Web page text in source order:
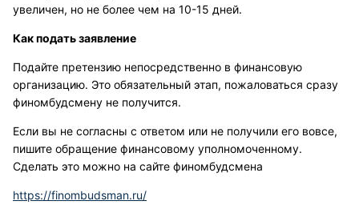
увеличен, но не более чем на 10-15 дней.
Как подать заявление
Подайте претензию непосредственно в финансовую
организацию. Это обязательный этап, пожаловаться сразу
финомбудсмену не получится.
Если вы не согласны с ответом или не получили его вовсе,
пишите обращение финансовому уполномоченному.
Сделать это можно на сайте финомбудсмена
https://finombudsman.ru/